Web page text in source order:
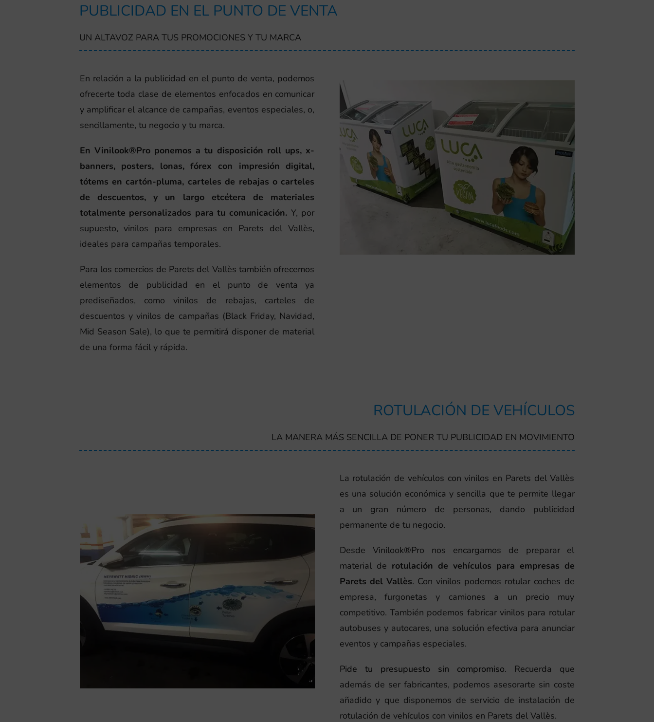
PUBLICIDAD EN EL PUNTO DE VENTA
UN ALTAVOZ PARA TUS PROMOCIONES Y TU MARCA
En relación a la publicidad en el punto de venta, podemos
ofrecerte toda clase de elementos enfocados en comunicar
y amplificar el alcance de campañas, eventos especiales, o,
sencillamente, tu negocio y tu marca.
En Vinilook®Pro ponemos a tu disposición roll ups, x-
banners, posters, lonas, fórex con impresión digital,
tótems en cartón-pluma, carteles de rebajas o carteles
de descuentos, y un largo etcétera de materiales
totalmente personalizados para tu comunicación. Y, por
supuesto, vinilos para empresas en Parets del Vallès,
ideales para campañas temporales.
Para los comercios de Parets del Vallès también ofrecemos
elementos de publicidad en el punto de venta ya
prediseñados, como vinilos de rebajas, carteles de
descuentos y vinilos de campañas (Black Friday, Navidad,
Mid Season Sale), lo que te permitirá disponer de material
de una forma fácil y rápida.
ROTULACIÓN DE VEHÍCULOS
LA MANERA MÁS SENCILLA DE PONER TU PUBLICIDAD EN MOVIMIENTO
La rotulación de vehículos con vinilos en Parets del Vallès
es una solución económica y sencilla que te permite llegar
a un gran número de personas, dando publicidad
permanente de tu negocio.
Desde Vinilook®Pro nos encargamos de preparar el
material de rotulación de vehículos para empresas de
Parets del Vallès. Con vinilos podemos rotular coches de
empresa, furgonetas y camiones a un precio muy
competitivo. También podemos fabricar vinilos para rotular
autobuses y autocares, una solución efectiva para anunciar
eventos y campañas especiales.
Pide tu presupuesto sin compromiso. Recuerda que
además de ser fabricantes, podemos asesorarte sin coste
añadido y que disponemos de servicio de instalación de
rotulación de vehículos con vinilos en Parets del Vallès.